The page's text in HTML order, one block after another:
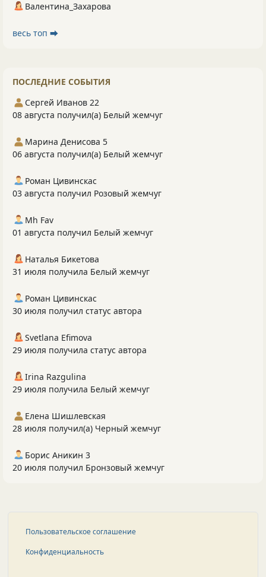
Валентина_Захарова
весь топ ⮕
ПОСЛЕДНИЕ СОБЫТИЯ
Сергей Иванов 22
08 августа получил(а) Белый жемчуг
Марина Денисова 5
06 августа получил(а) Белый жемчуг
Роман Цивинскас
03 августа получил Розовый жемчуг
Mh Fav
01 августа получил Белый жемчуг
Наталья Бикетова
31 июля получила Белый жемчуг
Роман Цивинскас
30 июля получил статус автора
Svetlana Efimova
29 июля получила статус автора
Irina Razgulina
29 июля получила Белый жемчуг
Елена Шишлевская
28 июля получил(а) Черный жемчуг
Борис Аникин 3
20 июля получил Бронзовый жемчуг
Пользовательское соглашение
Конфиденциальность